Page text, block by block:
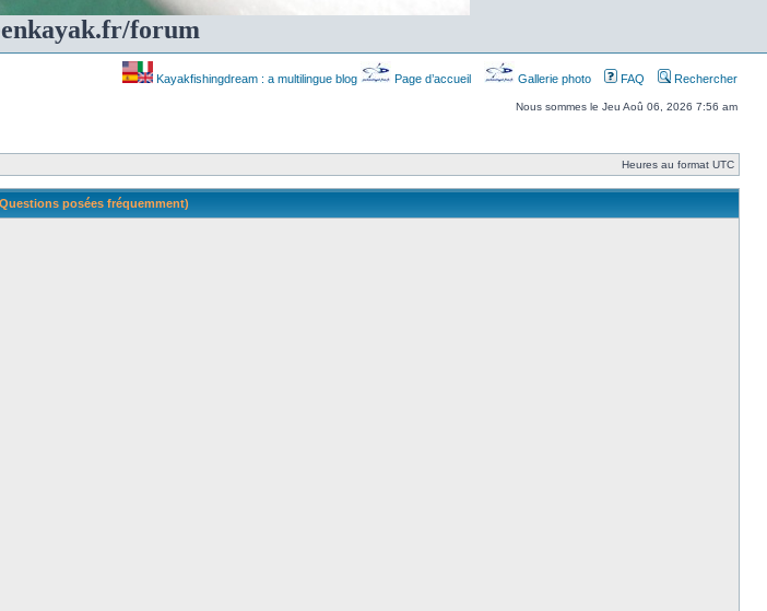
forum
Kayakfishingdream : a multilingue blog Page d’accueil Gallerie photo FAQ Rechercher
Nous sommes le Jeu Aoû 06, 2026 7:56 am
Heures au format UTC
posées fréquemment)